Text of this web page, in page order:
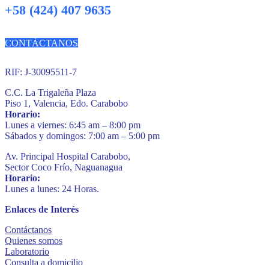
+58 (424) 407 9635
CONTÁCTANOS
RIF: J-30095511-7
C.C. La Trigaleña Plaza
Piso 1, Valencia, Edo. Carabobo
Horario:
Lunes a viernes: 6:45 am – 8:00 pm
Sábados y domingos: 7:00 am – 5:00 pm
Av. Principal Hospital Carabobo,
Sector Coco Frío, Naguanagua
Horario:
Lunes a lunes: 24 Horas.
Enlaces de Interés
Contáctanos
Quienes somos
Laboratorio
Consulta a domicilio